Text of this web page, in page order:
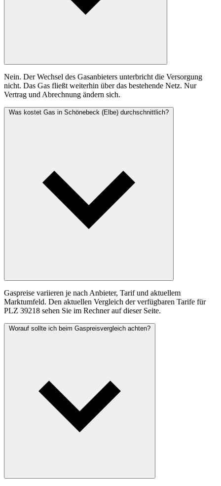
Nein. Der Wechsel des Gasanbieters unterbricht die Versorgung
nicht. Das Gas fließt weiterhin über das bestehende Netz. Nur
Vertrag und Abrechnung ändern sich.
Was kostet Gas in Schönebeck (Elbe) durchschnittlich?
Gaspreise variieren je nach Anbieter, Tarif und aktuellem
Marktumfeld. Den aktuellen Vergleich der verfügbaren Tarife für
PLZ 39218 sehen Sie im Rechner auf dieser Seite.
Worauf sollte ich beim Gaspreisvergleich achten?